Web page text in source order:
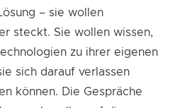
– sie wollen
steckt. Sie wollen wissen,
zu ihrer eigenen
sich darauf verlassen
können. Die Gespräche